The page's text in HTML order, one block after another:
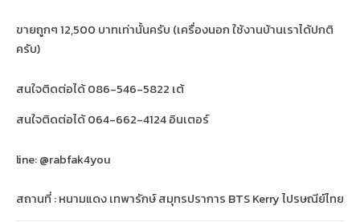
ขายถูกๆ 12,500 บาทเท่านั้นครับ (เครื่องนอก ใช้งานบ้านเราได้ปกติ
ครับ)
สนใจติดต่อได้ 086-546-5822 เต้
สนใจติดต่อได้ 064-662-4124 อินเตอร์
line: @rabfak4you
สถานที่ : หนามแดง เทพารักษ์ สมุทรปราการ BTS Kerry ไปรษณีย์ไทย